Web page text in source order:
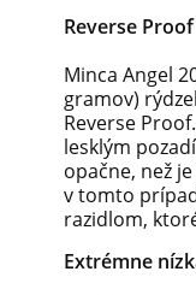
Reverse
Minca Angel
gramov)
Reverse
lesklým
opačne, než
v tomto
razidlom,
Extrémne